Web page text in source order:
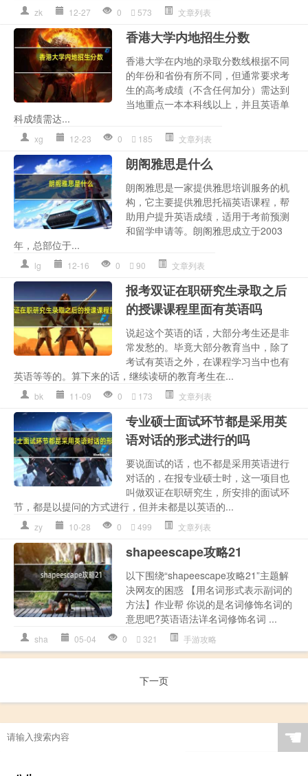
zk 12-27 0 573 文章列表
香港大学内地招生分数
香港大学在内地的录取分数线根据不同
的年份和省份有所不同，但通常要求考
生的高考成绩（不含任何加分）需达到
当地重点一本本科线以上，并且英语单
科成绩需达...
xg 12-23 0 185 文章列表
朗阁雅思是什么
朗阁雅思是一家提供雅思培训服务的机
构，它主要提供雅思托福英语课程，帮
助用户提升英语成绩，适用于考前预测
和留学申请等。朗阁雅思成立于2003
年，总部位于...
lg 12-16 0 90 文章列表
报考双证在职研究生录取之后
的授课课程里面有英语吗
说起这个英语的话，大部分考生还是非
常发愁的。毕竟大部分教育当中，除了
考试有英语之外，在课程学习当中也有
英语等等的。算下来的话，继续读研的教育考生在...
bk 11-09 0 173 文章列表
专业硕士面试环节都是采用英
语对话的形式进行的吗
要说面试的话，也不都是采用英语进行
对话的，在报专业硕士时，这一项目也
叫做双证在职研究生，所安排的面试环
节，都是以提问的方式进行，但并未都是以英语的...
zy 10-28 0 499 文章列表
shapeescape攻略21
以下围绕“shapeescape攻略21”主题解
决网友的困惑 【用名词形式表示副词的
方法】作业帮 你说的是名词修饰名词的
意思吧?英语语法详名词修饰名词 ...
sha 05-04 0 321 手游攻略
下一页
☚